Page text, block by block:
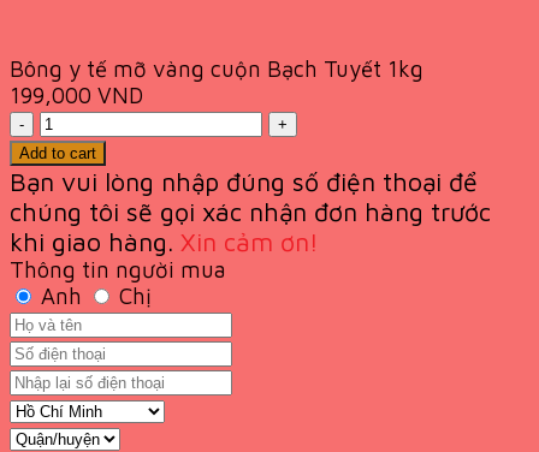
Bông y tế mỡ vàng cuộn Bạch Tuyết 1kg
199,000 VND
Quantity
Add to cart
Bạn vui lòng nhập đúng số điện thoại để
chúng tôi sẽ gọi xác nhận đơn hàng trước
khi giao hàng. Xin cảm ơn!
Thông tin người mua
Anh
Chị